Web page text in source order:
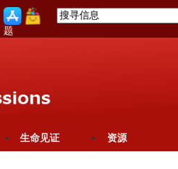
题
生命见证 资源